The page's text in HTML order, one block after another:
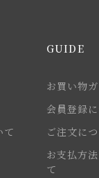
て
GUIDE
お買い物
会員登録
ご注文に
お支払方
て